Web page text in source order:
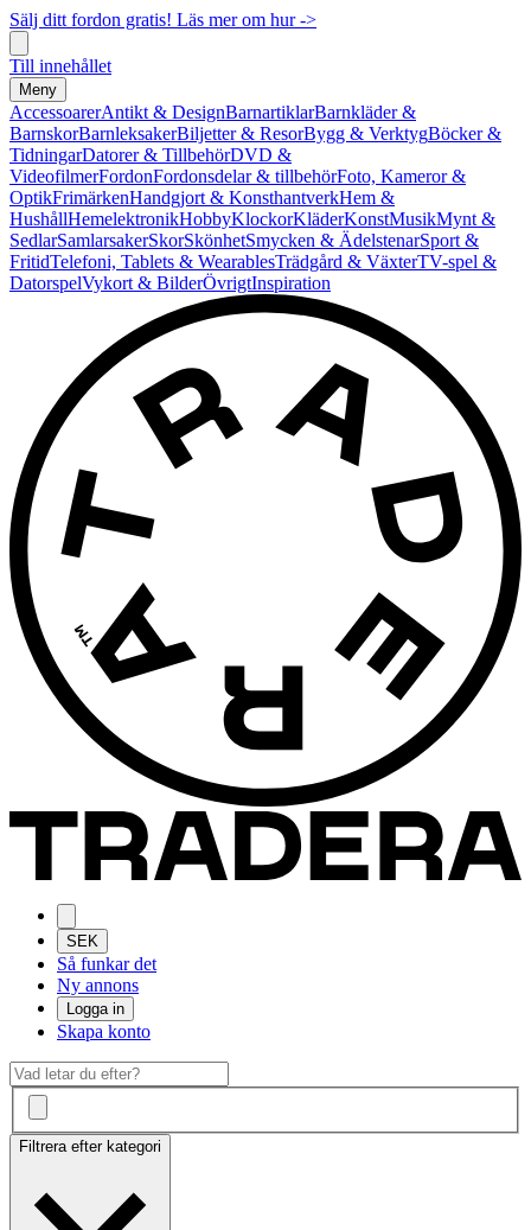
Sälj ditt fordon gratis! Läs mer om hur ->
Till innehållet
Meny
AccessoarerAntikt & DesignBarnartiklarBarnkläder &
BarnskorBarnleksakerBiljetter & ResorBygg & VerktygBöcker &
TidningarDatorer & TillbehörDVD &
VideofilmerFordonFordonsdelar & tillbehörFoto, Kameror &
OptikFrimärkenHandgjort & KonsthantverkHem &
HushållHemelektronikHobbyKlockorKläderKonstMusikMynt &
SedlarSamlarsakerSkorSkönhetSmycken & ÄdelstenarSport &
FritidTelefoni, Tablets & WearablesTrädgård & VäxterTV-spel &
DatorspelVykort & BilderÖvrigtInspiration
SEK
Så funkar det
Ny annons
Logga in
Skapa konto
Filtrera efter kategori